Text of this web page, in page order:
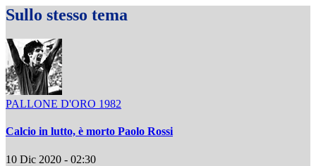
Sullo stesso tema
PALLONE D'ORO 1982
Calcio in lutto, è morto Paolo Rossi
10 Dic 2020 - 02:30